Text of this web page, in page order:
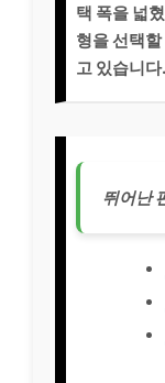
택 폭을 넓
형을 선택
고 있습니다.
뛰어난